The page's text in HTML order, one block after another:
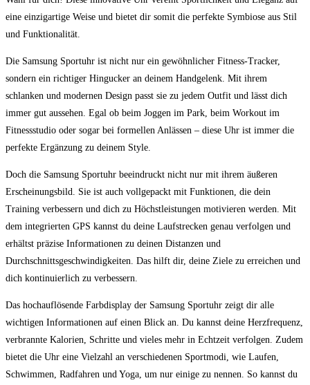
eine einzigartige Weise ‌und bietet dir somit die perfekte Symbiose aus Stil‌
und Funktionalität.
Die‍ Samsung⁣ Sportuhr ist ‌nicht ⁢nur ein gewöhnlicher‍ Fitness-Tracker,‌
sondern ein ⁣richtiger‍ Hingucker an deinem Handgelenk. Mit ihrem
schlanken und⁤ modernen Design passt sie zu jedem ⁢Outfit und ‍lässt dich
immer gut aussehen. Egal‌ ob ⁢beim Joggen im Park, beim Workout im
Fitnessstudio ⁣oder sogar‍ bei formellen Anlässen‍ – diese Uhr ist⁤ immer die
perfekte Ergänzung zu ⁣deinem Style.
Doch die Samsung Sportuhr beeindruckt nicht‍ nur mit ‍ihrem äußeren
Erscheinungsbild. Sie ist ‍auch‌ vollgepackt mit Funktionen, die⁤ dein⁤
Training verbessern ⁢und ⁣dich zu Höchstleistungen motivieren werden. Mit
dem integrierten GPS kannst ⁤du deine‍ Laufstrecken genau ⁤verfolgen ‍und
⁣erhältst präzise⁢ Informationen zu‌ deinen Distanzen und
Durchschnittsgeschwindigkeiten. ⁤Das‌ hilft dir, deine ‌Ziele zu erreichen und
dich kontinuierlich⁤ zu ⁤verbessern.
Das hochauflösende‌ Farbdisplay der Samsung Sportuhr zeigt dir alle​
wichtigen ⁢Informationen⁢ auf einen Blick an. Du kannst deine ⁢Herzfrequenz,⁤
verbrannte ‌Kalorien, Schritte und vieles mehr in Echtzeit verfolgen.⁣ Zudem‌
bietet die Uhr eine⁢ Vielzahl ‌an verschiedenen Sportmodi, wie‍ Laufen,⁤
Schwimmen, Radfahren und Yoga, um nur einige zu nennen. So kannst du